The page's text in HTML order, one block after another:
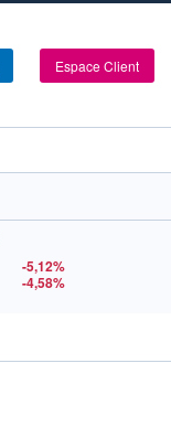
Espace Client
-5,12%
-4,58%